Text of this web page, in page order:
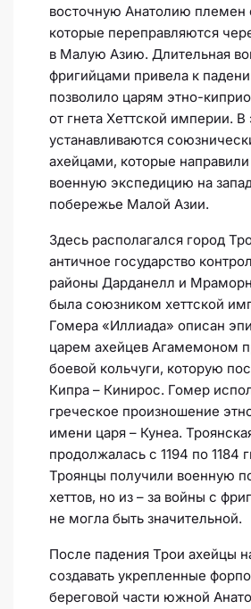
восточную Анатолию племен
которые переправляются
в Малую Азию. Длительная
фригийцами привела к
позволило царям этно-
от гнета Хеттской империи.
устанавливаются
ахейцами, которые
военную экспедицию на
побережье Малой Азии.
Здесь располагался город
античное государство
районы Дарданелл и
была союзником хеттской
Гомера «Иллиада» описан
царем ахейцев Агамемоном
боевой кольчуги, которую
Кипра – Кинирос. Гомер
греческое произношение
имени царя – Кунеа.
продолжалась с 1194 по 1184
Троянцы получили военную
хеттов, но из – за войны с
не могла быть значительной.
После падения Трои ахейцы
создавать укрепленные
береговой части южной